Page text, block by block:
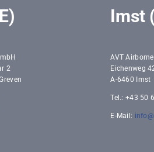
2
Imst
AVT
Eichenweg
A-6460 Imst
Tel.: +43 50
E-Mail: